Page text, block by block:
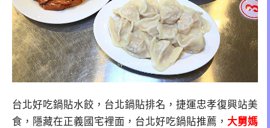
台北好吃鍋貼水餃，台北鍋貼排名，捷運忠孝復興站美
食，隱藏在正義國宅裡面，台北好吃鍋貼推薦， 大舅媽